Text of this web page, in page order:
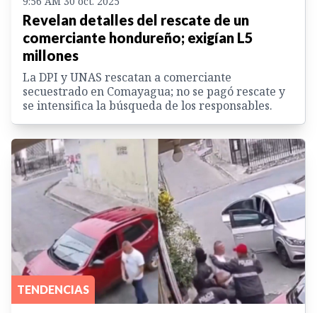
Revelan detalles del rescate de un
comerciante hondureño; exigían L5
millones
La DPI y UNAS rescatan a comerciante
secuestrado en Comayagua; no se pagó rescate y
se intensifica la búsqueda de los responsables.
TENDENCIAS